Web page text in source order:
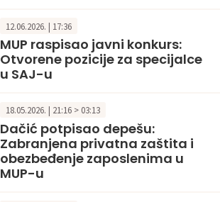
12.06.2026. | 17:36
MUP raspisao javni konkurs:
Otvorene pozicije za specijalce
u SAJ-u
18.05.2026. | 21:16 > 03:13
Dačić potpisao depešu:
Zabranjena privatna zaštita i
obezbeđenje zaposlenima u
MUP-u